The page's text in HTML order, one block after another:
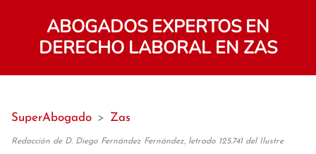
ABOGADOS EXPERTOS EN
DERECHO LABORAL EN ZAS
SuperAbogado > Zas
Redacción de D. Diego Fernández Fernández, letrado 125.741 del Ilustre